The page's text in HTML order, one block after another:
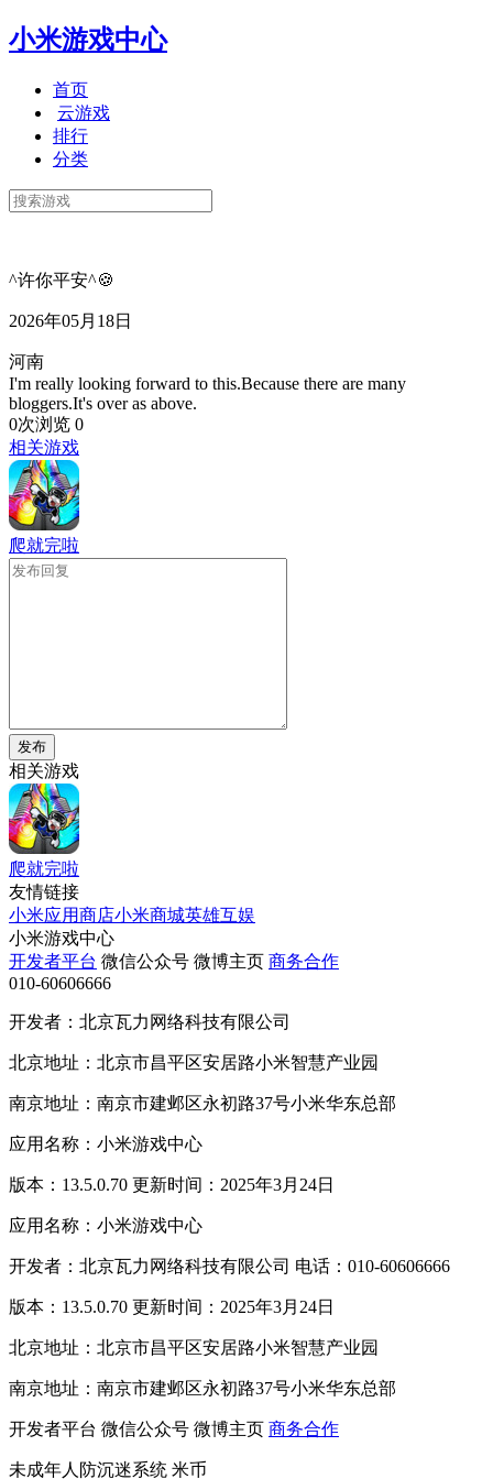
小米游戏中心
首页
云游戏
排行
分类
^许你平安^🍪
2026年05月18日
河南
I'm really looking forward to this.Because there are many
bloggers.It's over as above.
0次浏览 0
相关游戏
爬就完啦
发布
相关游戏
爬就完啦
友情链接
小米应用商店小米商城英雄互娱
小米游戏中心
开发者平台 微信公众号 微博主页 商务合作
010-60606666
开发者：北京瓦力网络科技有限公司
北京地址：北京市昌平区安居路小米智慧产业园
南京地址：南京市建邺区永初路37号小米华东总部
应用名称：小米游戏中心
版本：13.5.0.70 更新时间：2025年3月24日
应用名称：小米游戏中心
开发者：北京瓦力网络科技有限公司 电话：010-60606666
版本：13.5.0.70 更新时间：2025年3月24日
北京地址：北京市昌平区安居路小米智慧产业园
南京地址：南京市建邺区永初路37号小米华东总部
开发者平台 微信公众号 微博主页 商务合作
未成年人防沉迷系统 米币